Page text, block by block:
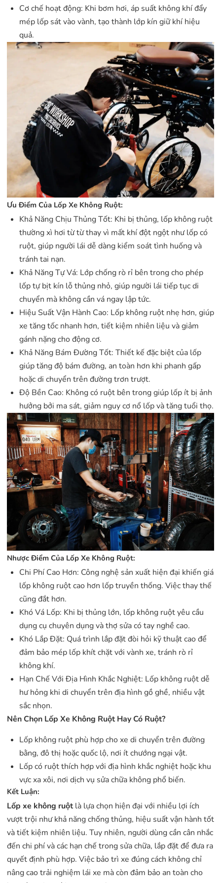
Cơ chế hoạt động: Khi bơm hơi, áp suất không khí đẩy
mép lốp sát vào vành, tạo thành lớp kín giữ khí hiệu
quả.
Ưu Điểm Của Lốp Xe Không Ruột:
Khả Năng Chịu Thủng Tốt: Khi bị thủng, lốp không ruột
thường xì hơi từ từ thay vì mất khí đột ngột như lốp có
ruột, giúp người lái dễ dàng kiểm soát tình huống và
tránh tai nạn.
Khả Năng Tự Vá: Lớp chống rò rỉ bên trong cho phép
lốp tự bịt kín lỗ thủng nhỏ, giúp người lái tiếp tục di
chuyển mà không cần vá ngay lập tức.
Hiệu Suất Vận Hành Cao: Lốp không ruột nhẹ hơn, giúp
xe tăng tốc nhanh hơn, tiết kiệm nhiên liệu và giảm
gánh nặng cho động cơ.
Khả Năng Bám Đường Tốt: Thiết kế đặc biệt của lốp
giúp tăng độ bám đường, an toàn hơn khi phanh gấp
hoặc di chuyển trên đường trơn trượt.
Độ Bền Cao: Không có ruột bên trong giúp lốp ít bị ảnh
hưởng bởi ma sát, giảm nguy cơ nổ lốp và tăng tuổi thọ.
Nhược Điểm Của Lốp Xe Không Ruột:
Chi Phí Cao Hơn: Công nghệ sản xuất hiện đại khiến giá
lốp không ruột cao hơn lốp truyền thống. Việc thay thế
cũng đắt hơn.
Khó Vá Lốp: Khi bị thủng lớn, lốp không ruột yêu cầu
dụng cụ chuyên dụng và thợ sửa có tay nghề cao.
Khó Lắp Đặt: Quá trình lắp đặt đòi hỏi kỹ thuật cao để
đảm bảo mép lốp khít chặt với vành xe, tránh rò rỉ
không khí.
Hạn Chế Với Địa Hình Khắc Nghiệt: Lốp không ruột dễ
hư hỏng khi di chuyển trên địa hình gồ ghề, nhiều vật
sắc nhọn.
Nên Chọn Lốp Xe Không Ruột Hay Có Ruột?
Lốp không ruột phù hợp cho xe di chuyển trên đường
bằng, đô thị hoặc quốc lộ, nơi ít chướng ngại vật.
Lốp có ruột thích hợp với địa hình khắc nghiệt hoặc khu
vực xa xôi, nơi dịch vụ sửa chữa không phổ biến.
Kết Luận:
Lốp xe không ruộtlà lựa chọn hiện đại với nhiều lợi ích
vượt trội như khả năng chống thủng, hiệu suất vận hành tốt
và tiết kiệm nhiên liệu. Tuy nhiên, người dùng cần cân nhắc
đến chi phí và các hạn chế trong sửa chữa, lắp đặt để đưa ra
quyết định phù hợp. Việc bảo trì xe đúng cách không chỉ
nâng cao trải nghiệm lái xe mà còn đảm bảo an toàn cho